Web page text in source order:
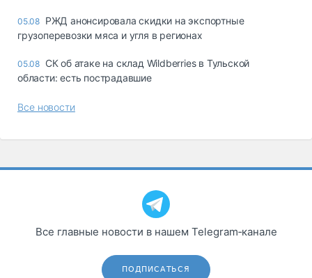
05.08 РЖД анонсировала скидки на экспортные
грузоперевозки мяса и угля в регионах
05.08 СК об атаке на склад Wildberries в Тульской
области: есть пострадавшие
Все новости
Все главные новости в нашем Telegram‑канале
ПОДПИСАТЬСЯ